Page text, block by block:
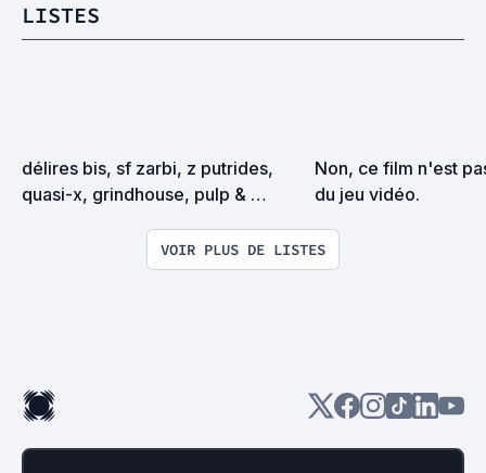
LISTES
délires bis, sf zarbi, z putrides,
quasi-x, grindhouse, pulp &
Non, ce film n'est
du jeu vidéo.
VOIR PLUS DE LISTES